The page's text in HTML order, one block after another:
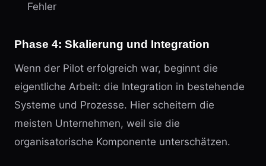
Fehler
Phase 4: Skalierung und Integration
Wenn der Pilot erfolgreich war, beginnt die
eigentliche Arbeit: die Integration in bestehende
Systeme und Prozesse. Hier scheitern die
meisten Unternehmen, weil sie die
organisatorische Komponente unterschätzen.